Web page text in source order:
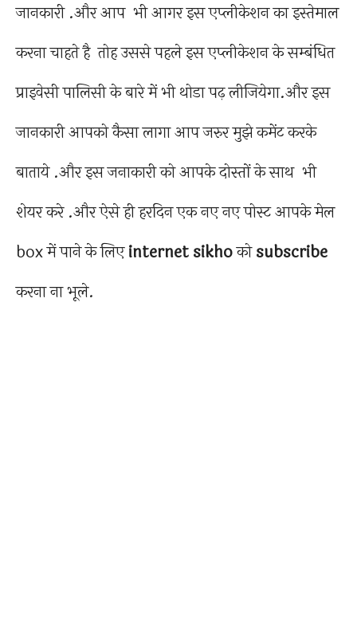
जानकारी .और आप भी आगर इस एप्लीकेशन का इस्तेमाल
करना चाहते है तोह उससे पहले इस एप्लीकेशन के सम्बंधित
प्राइवेसी पालिसी के बारे में भी थोडा पढ़ लीजियेगा.और इस
जानकारी आपको कैसा लागा आप जरुर मुझे कमेंट करके
बाताये .और इस जनाकारी को आपके दोस्तों के साथ भी
शेयर करे .और ऐसे ही हरदिन एक नए नए पोस्ट आपके मेल
box में पाने के लिएinternet sikhoकोsubscribe
करना ना भूले.